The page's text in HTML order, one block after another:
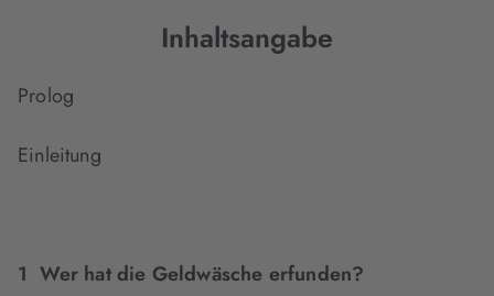
Inhaltsangabe
Prolog
Einleitung
1 Wer hat die Geldwäsche erfunden?